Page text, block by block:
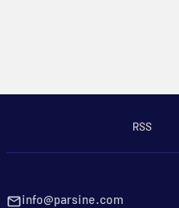
RSS
info@parsine.com